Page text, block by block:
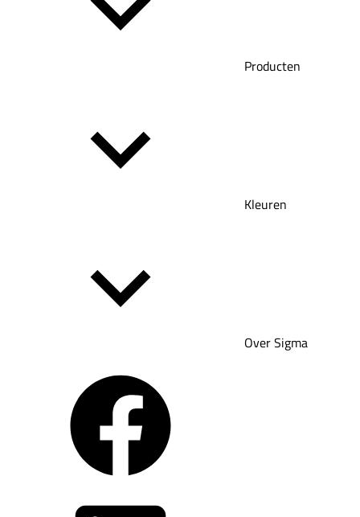
Producten
Kleuren
Over Sigma